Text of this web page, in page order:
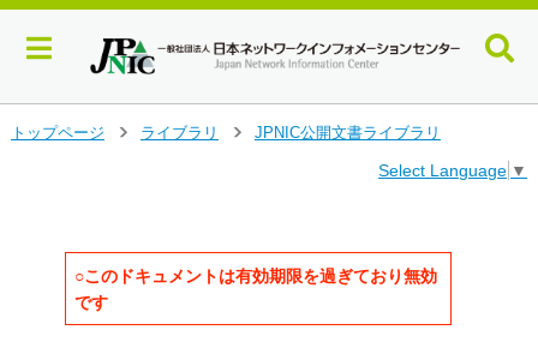
トップページ
ライブラリ
JPNIC公開文書ライブラリ
Select Language ▼
○このドキュメントは有効期限を過ぎており無効
です